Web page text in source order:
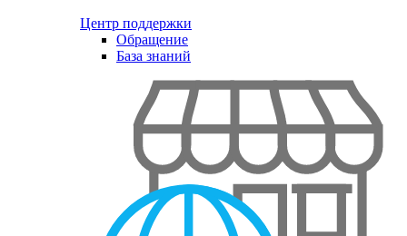
Центр поддержки
Обращение
База знаний